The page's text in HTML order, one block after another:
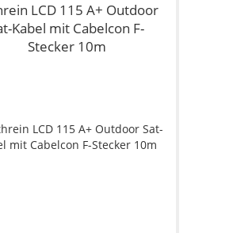
LCD 115 A+ Outdoor
Kabel mit Cabelcon F-
Stecker 10m